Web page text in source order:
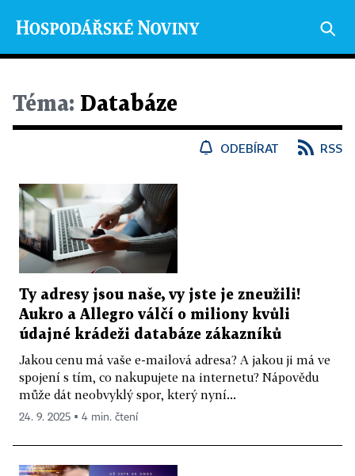
Téma: Databáze
ODEBÍRAT RSS
Ty adresy jsou naše, vy jste je zneužili!
Aukro a Allegro válčí o miliony kvůli
údajné krádeži databáze zákazníků
Jakou cenu má vaše e-mailová adresa? A jakou ji má ve
spojení s tím, co nakupujete na internetu? Nápovědu
může dát neobvyklý spor, který nyní...
24. 9. 2025 ▪ 4 min. čtení